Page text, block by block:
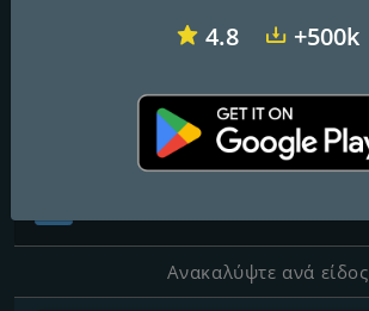
Κοινωνικά δίκτυα
Ανακαλύψτε ανά είδος
4.8 +500k